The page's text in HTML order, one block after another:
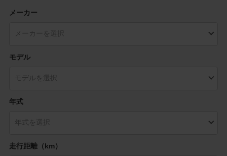
メーカー
モデル
年式
走行距離（km）